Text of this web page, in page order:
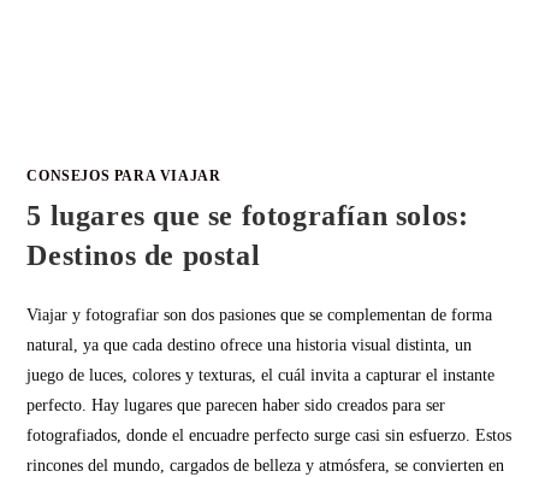
CONSEJOS PARA VIAJAR
5 lugares que se fotografían solos:
Destinos de postal
Viajar y fotografiar son dos pasiones que se complementan de forma
natural, ya que cada destino ofrece una historia visual distinta, un
juego de luces, colores y texturas, el cuál invita a capturar el instante
perfecto. Hay lugares que parecen haber sido creados para ser
fotografiados, donde el encuadre perfecto surge casi sin esfuerzo. Estos
rincones del mundo, cargados de belleza y atmósfera, se convierten en